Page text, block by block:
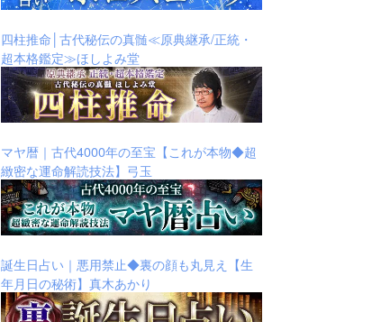
四柱推命│古代秘伝の真髄≪原典継承/正統・
超本格鑑定≫ほしよみ堂
マヤ暦｜古代4000年の至宝【これが本物◆超
緻密な運命解読技法】弓玉
誕生日占い｜悪用禁止◆裏の顔も丸見え【生
年月日の秘術】真木あかり